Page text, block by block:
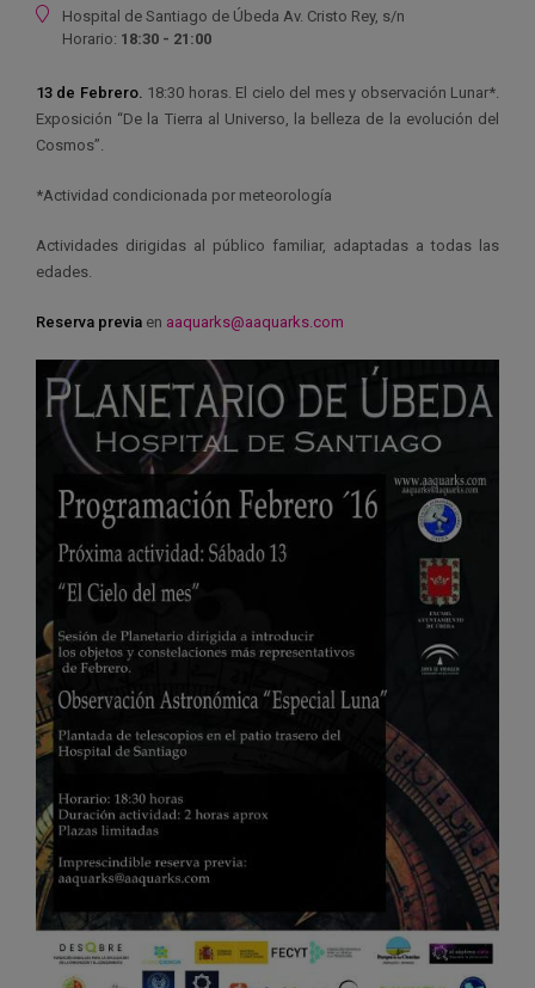
Ubicación
Hospital de Santiago de Úbeda Av. Cristo Rey, s/n
Horario: 18:30 - 21:00
13 de Febrero. 18:30 horas. El cielo del mes y observación Lunar*.
Exposición “De la Tierra al Universo, la belleza de la evolución del
Cosmos”.
*Actividad condicionada por meteorología
Actividades dirigidas al público familiar, adaptadas a todas las
edades.
Reserva previa en aaquarks@aaquarks.com